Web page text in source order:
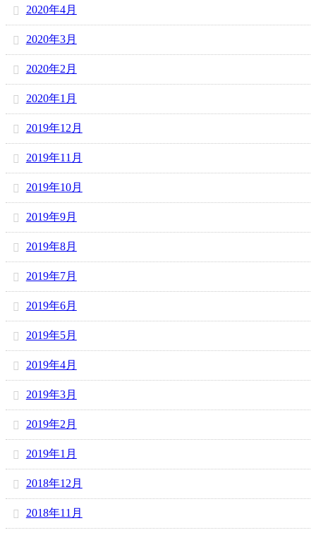
2020年4月
2020年3月
2020年2月
2020年1月
2019年12月
2019年11月
2019年10月
2019年9月
2019年8月
2019年7月
2019年6月
2019年5月
2019年4月
2019年3月
2019年2月
2019年1月
2018年12月
2018年11月